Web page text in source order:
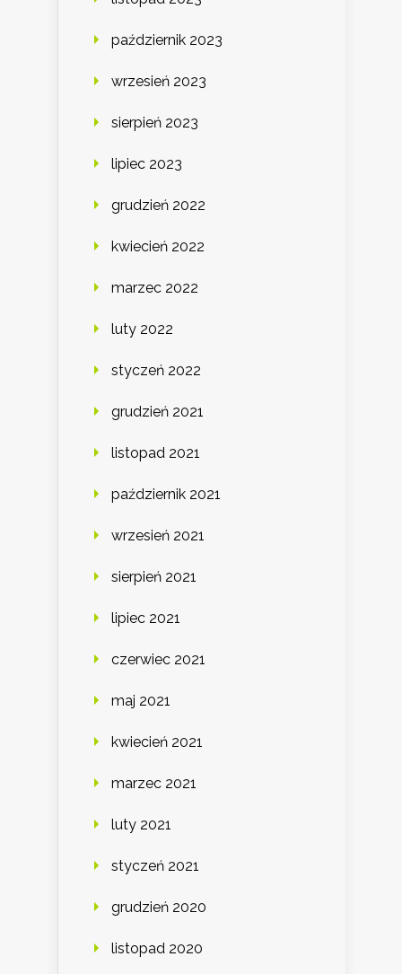
październik 2023
wrzesień 2023
sierpień 2023
lipiec 2023
grudzień 2022
kwiecień 2022
marzec 2022
luty 2022
styczeń 2022
grudzień 2021
listopad 2021
październik 2021
wrzesień 2021
sierpień 2021
lipiec 2021
czerwiec 2021
maj 2021
kwiecień 2021
marzec 2021
luty 2021
styczeń 2021
grudzień 2020
listopad 2020